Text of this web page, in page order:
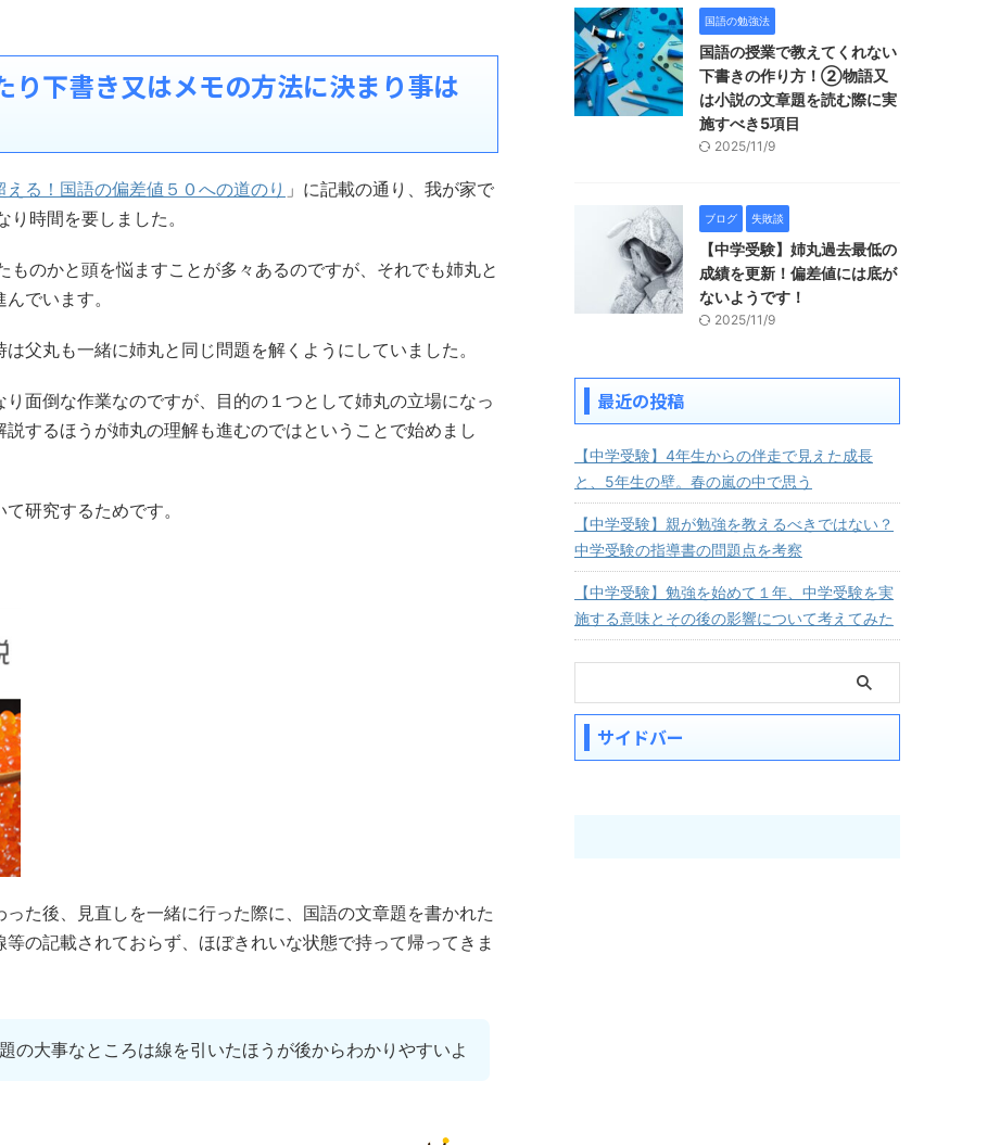
り下書き又はメモの方法に決まり事は
える！国語の偏差値５０への道のり 」に記載の通り、我が家で
時間を要しました。
のかと頭を悩ますことが多々あるのですが、それでも姉丸と
でいます。
父丸も一緒に姉丸と同じ問題を解くようにしていました。
面倒な作業なのですが、目的の１つとして姉丸の立場になっ
するほうが姉丸の理解も進むのではということで始めまし
研究するためです。
た後、見直しを一緒に行った際に、国語の文章題を書かれた
の記載されておらず、ほぼきれいな状態で持って帰ってきま
の大事なところは線を引いたほうが後からわかりやすいよ
国語の勉強法
国語の授業で教えてくれない
下書きの作り方！②物語又
は小説の文章題を読む際に実
施すべき5項目
2025/11/9
ブログ 失敗談
【中学受験】姉丸過去最低の
成績を更新！偏差値には底が
ないようです！
2025/11/9
最近の投稿
【中学受験】4年生からの伴走で見えた成長
と、5年生の壁。春の嵐の中で思う
【中学受験】親が勉強を教えるべきではない？
中学受験の指導書の問題点を考察
【中学受験】勉強を始めて１年、中学受験を実
施する意味とその後の影響について考えてみた
サイドバー